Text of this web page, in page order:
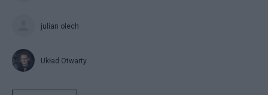
julian olech
Układ Otwarty